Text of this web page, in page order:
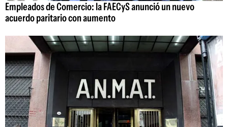
Empleados de Comercio: la FAECyS anunció un nuevo
acuerdo paritario con aumento